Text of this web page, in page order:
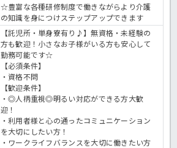
☆豊富な各種研修制度で働きながらより介護
の知識を身につけステップアップできます
【託児所・単身寮有り♪】無資格・未経験の
方も歓迎！小さなお子様がいる方も安心して
勤務可能です☆
【必須条件】
・資格不問
【歓迎条件】
・◎人柄重視◎明るい対応ができる方大歓
迎！
・利用者様と心の通ったコミュニケーション
を大切にしたい方！
・ワークライフバランスを大切に働きたい方